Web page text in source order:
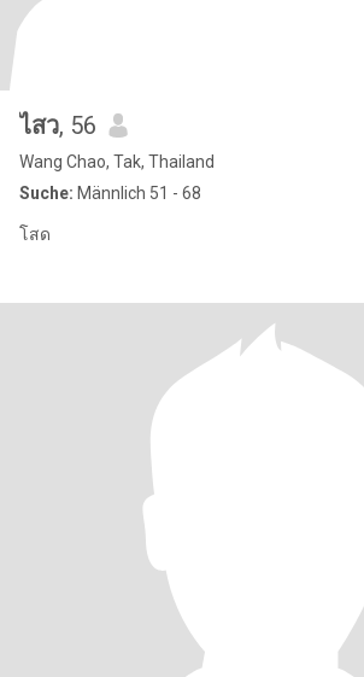
ไสว, 56
Wang Chao, Tak, Thailand
Suche: Männlich 51 - 68
โสด